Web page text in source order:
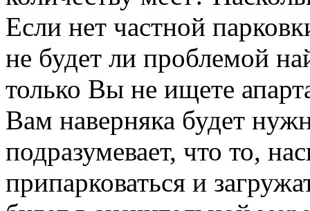
Если нет частной
не будет ли проблемой
только Вы не ищете
Вам наверняка будет
подразумевает, что то,
припарковаться и